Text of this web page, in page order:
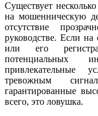
Существует
на мошенническую
отсутствие
руководстве. Если
или его
потенциальных
привлекательные
тревожным
гарантированные
всего, это ловушка.